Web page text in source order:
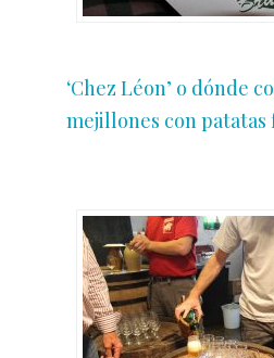
‘Chez Léon’ o dónde
mejillones con patatas